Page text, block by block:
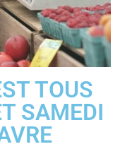
TOUS
SAMEDI